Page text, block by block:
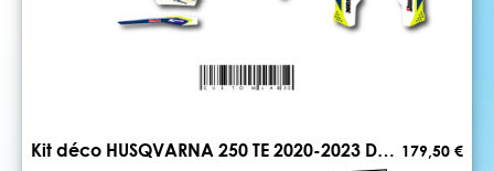
Kit déco HUSQVARNA 250 TE 2020-2023 DUAL 179,50 €